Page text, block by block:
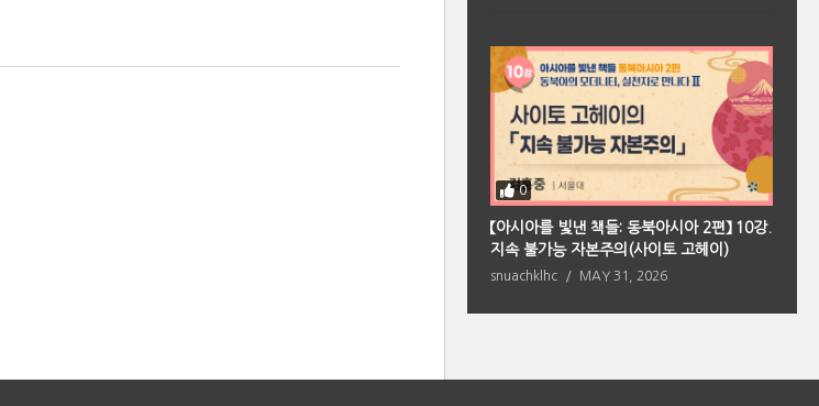
0
【아시아를 빛낸 책들: 동북아시아 2편】 10강.
지속 불가능 자본주의(사이토 고헤이)
snuachklhc MAY 31, 2026